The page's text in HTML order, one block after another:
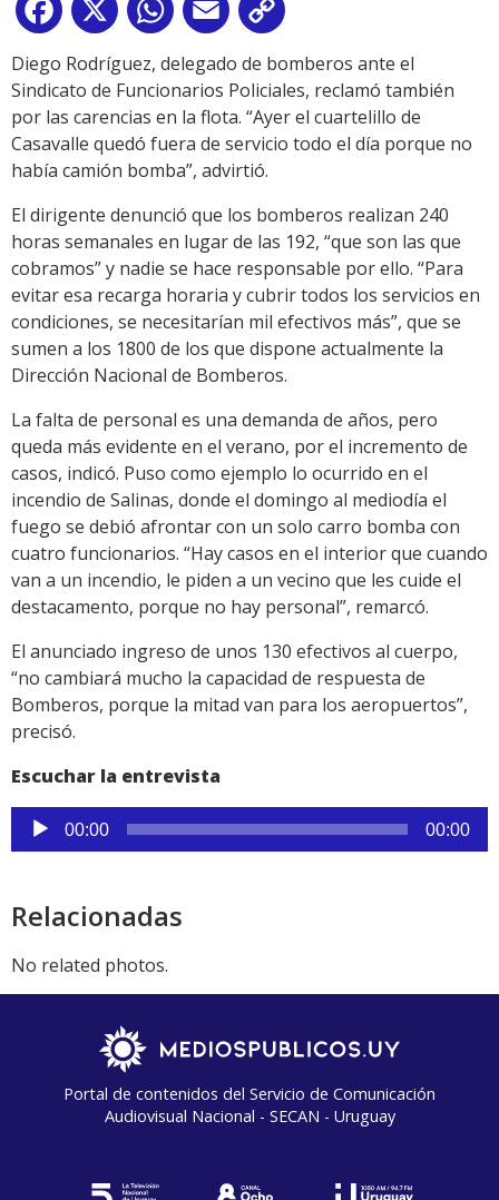
Facebook
X WhatsApp
Email
Link
Diego Rodríguez, delegado de bomberos ante el
Sindicato de Funcionarios Policiales, reclamó también
por las carencias en la flota. “Ayer el cuartelillo de
Casavalle quedó fuera de servicio todo el día porque no
había camión bomba”, advirtió.
El dirigente denunció que los bomberos realizan 240
horas semanales en lugar de las 192, “que son las que
cobramos” y nadie se hace responsable por ello. “Para
evitar esa recarga horaria y cubrir todos los servicios en
condiciones, se necesitarían mil efectivos más”, que se
sumen a los 1800 de los que dispone actualmente la
Dirección Nacional de Bomberos.
La falta de personal es una demanda de años, pero
queda más evidente en el verano, por el incremento de
casos, indicó. Puso como ejemplo lo ocurrido en el
incendio de Salinas, donde el domingo al mediodía el
fuego se debió afrontar con un solo carro bomba con
cuatro funcionarios. “Hay casos en el interior que cuando
van a un incendio, le piden a un vecino que les cuide el
destacamento, porque no hay personal”, remarcó.
El anunciado ingreso de unos 130 efectivos al cuerpo,
“no cambiará mucho la capacidad de respuesta de
Bomberos, porque la mitad van para los aeropuertos”,
precisó.
Escuchar la entrevista
Reproductor
de
00:00 00:00
Relacionadas
No related photos.
Portal de contenidos del Servicio de Comunicación
Audiovisual Nacional - SECAN - Uruguay